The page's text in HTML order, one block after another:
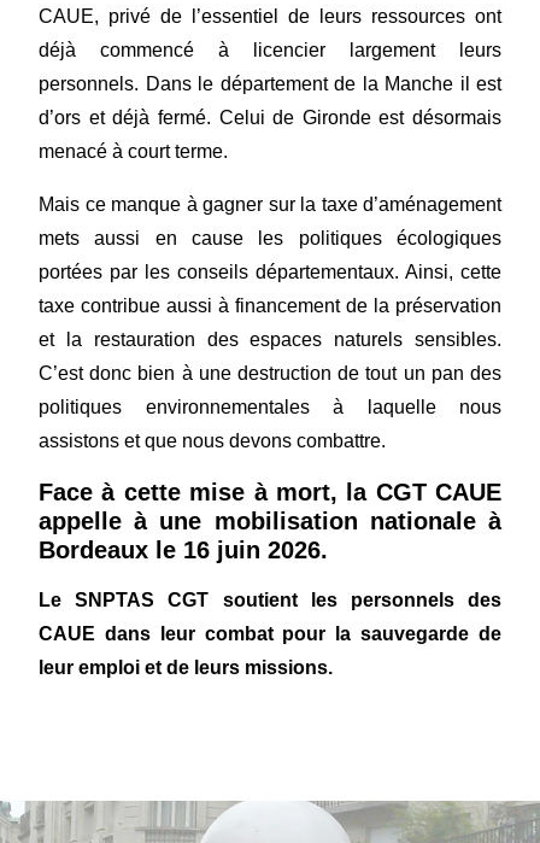
CAUE, privé de l’essentiel de leurs ressources ont
déjà commencé à licencier largement leurs
personnels. Dans le département de la Manche il est
d’ors et déjà fermé. Celui de Gironde est désormais
menacé à court terme.
Mais ce manque à gagner sur la taxe d’aménagement
mets aussi en cause les politiques écologiques
portées par les conseils départementaux. Ainsi, cette
taxe contribue aussi à financement de la préservation
et la restauration des espaces naturels sensibles.
C’est donc bien à une destruction de tout un pan des
politiques environnementales à laquelle nous
assistons et que nous devons combattre.
Face à cette mise à mort, la CGT CAUE
appelle à une mobilisation nationale à
Bordeaux le 16 juin 2026.
Le SNPTAS CGT soutient les personnels des
CAUE dans leur combat pour la sauvegarde de
leur emploi et de leurs missions.